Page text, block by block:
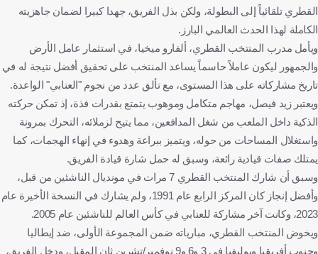
القطري تلقائياً إلى البطولة، ولكن بذل الفريق، جهدا كبيرا لضمان جاهزيته
الكاملة لهذا الحدث العالمي البارز.
ويأمل مدرب المنتخب القطري، ألفارو ميخيا، في استثمار عامل الأرض
والجمهور ليكون عاملاً حاسماً يساعد المنتخب على تحقيق أفضل نتيجة له في
تاريخ مشاركاته على هذا المستوى، مع تألق عدد من نجوم "العنابي" الواعدة.
ويعتبر زيد فيصل، مهاجم متكامل وموهوب يتمتع بقدرات فذة، إذ تمكن حركته
الذكية داخل الملعب من شغل المدافعين، مما يتيح لزملائه، التحرك بمرونة
واستغلال المساحات من حوله، ويتميز ببراعة وهدوء في إنهاء الهجمات، كما
يمتلك صفات قيادية رائعة، وسبق له حمل شارة قيادة الفريق.
وسبق أن شارك المنتخب القطري 7 مرات في مونديال الناشئين من قبل،
وأفضل إنجاز كان المركز الرابع عام 1991، ولم يشارك في النسخة الأخيرة عام
2023، وكانت آخر مشاركة للعنابي في كأس العالم للناشئين عام 2005.
ويخوض المنتخب القطري، مبارياته ضمن المجموعة الأولى، ضد إيطاليا
وجنوب أفريقيا وبوليفيا في 3 و6 و9 نوفمبر/تشرين ثان المقبل، ودخل الفريق،